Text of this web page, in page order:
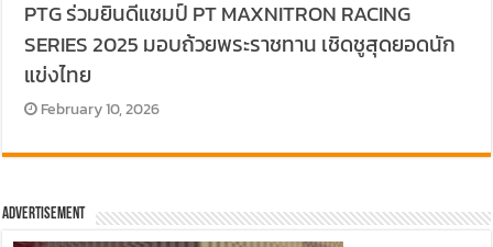
PTG ร่วมยินดีแชมป์ PT MAXNITRON RACING
SERIES 2025 มอบถ้วยพระราชทาน เชิดชูสุดยอดนัก
แข่งไทย
February 10, 2026
Advertisement